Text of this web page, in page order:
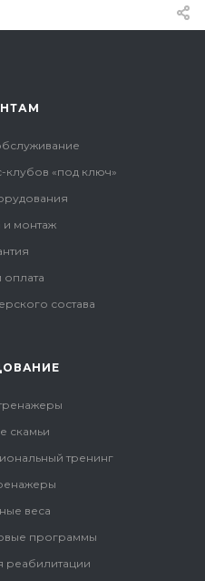
«под ключ»
и монтаж
оплата
состава
скамьи
тренинг
веса
программы
реабилитации